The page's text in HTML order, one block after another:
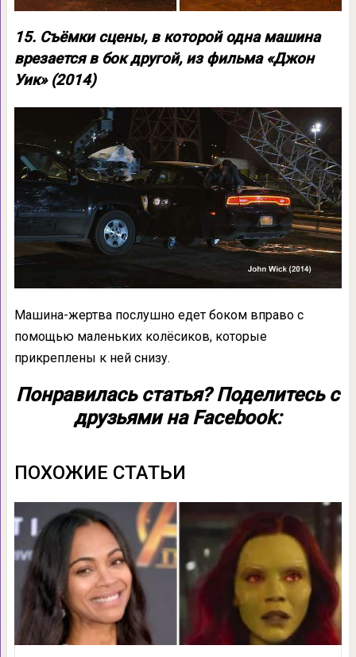
15. Съёмки сцены, в которой одна машина
врезается в бок другой, из фильма «Джон
Уик» (2014)
Машина-жертва послушно едет боком вправо с
помощью маленьких колёсиков, которые
прикреплены к ней снизу.
Понравилась статья? Поделитесь с
друзьями на Facebook:
ПОХОЖИЕ СТАТЬИ